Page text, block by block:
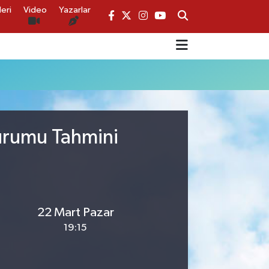
Video Yazarlar
Tahmini
22 Mart Pazar
19:15